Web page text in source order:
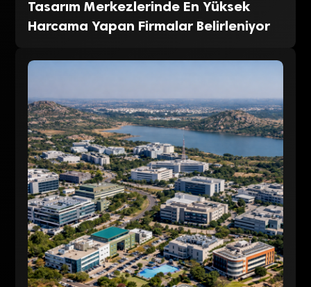
Tasarım Merkezlerinde En Yüksek
Harcama Yapan Firmalar Belirleniyor